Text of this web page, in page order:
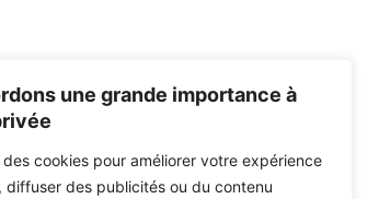
une grande importance à
des cookies pour améliorer votre expérience
diffuser des publicités ou du contenu